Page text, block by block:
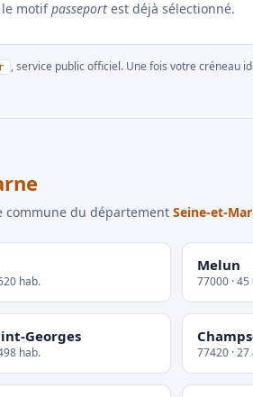
le motifpasseport est déjà sélectionné.
, service public officiel. Une fois votre créneau
commune du département Seine-et-
hab.
Melun
77000 ·
Georges
hab. 77420 ·